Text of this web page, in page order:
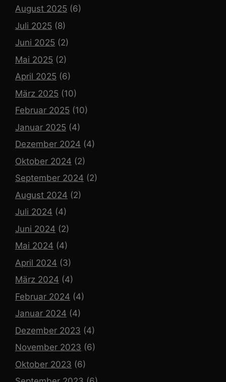
August 2025 (6)
Juli 2025 (8)
Juni 2025 (2)
Mai 2025 (2)
April 2025 (6)
März 2025 (10)
Februar 2025 (10)
Januar 2025 (4)
Dezember 2024 (4)
Oktober 2024 (2)
September 2024 (2)
August 2024 (2)
Juli 2024 (4)
Juni 2024 (2)
Mai 2024 (4)
April 2024 (3)
März 2024 (4)
Februar 2024 (4)
Januar 2024 (4)
Dezember 2023 (4)
November 2023 (6)
Oktober 2023 (6)